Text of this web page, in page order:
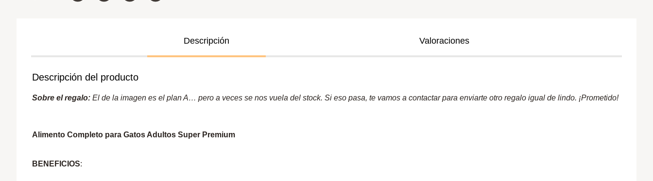
Descripción Valoraciones
Descripción del producto
Sobre el regalo: El de la imagen es el plan A… pero a veces se nos vuela del stock. Si eso pasa, te vamos a contactar para enviarte otro regalo igual de lindo. ¡Prometido!
Alimento Completo para Gatos Adultos Super Premium
BENEFICIOS: